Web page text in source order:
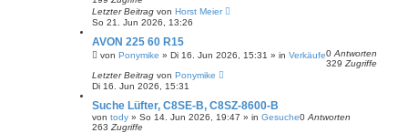
Letzter Beitrag von Horst Meier
So 21. Jun 2026, 13:26
AVON 225 60 R15
von Ponymike » Di 16. Jun 2026, 15:31 » in Verkäufe0 Antworten
329 Zugriffe
Letzter Beitrag von Ponymike
Di 16. Jun 2026, 15:31
Suche Lüfter, C8SE-B, C8SZ-8600-B
von tody » So 14. Jun 2026, 19:47 » in Gesuche0 Antworten
263 Zugriffe